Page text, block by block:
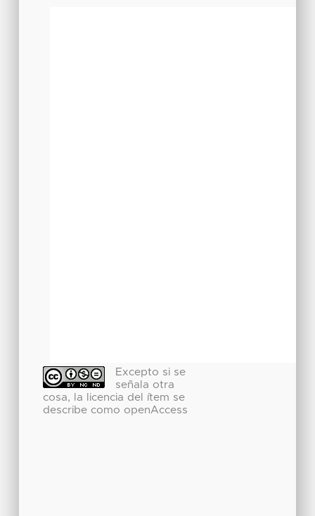
Excepto si se
señala otra
cosa, la licencia del ítem se
describe como openAccess